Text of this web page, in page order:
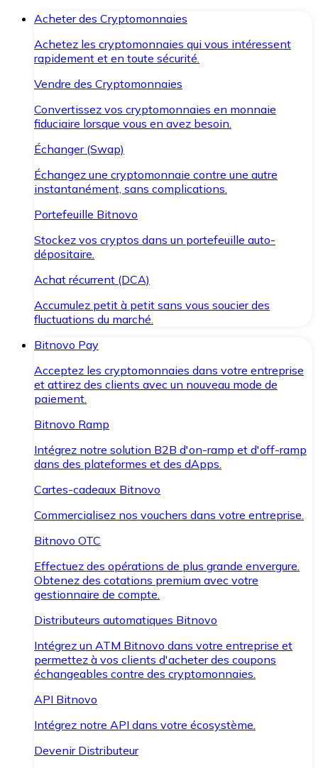
Acheter des Cryptomonnaies
Achetez les cryptomonnaies qui vous intéressent
rapidement et en toute sécurité.
Vendre des Cryptomonnaies
Convertissez vos cryptomonnaies en monnaie
fiduciaire lorsque vous en avez besoin.
Échanger (Swap)
Échangez une cryptomonnaie contre une autre
instantanément, sans complications.
Portefeuille Bitnovo
Stockez vos cryptos dans un portefeuille auto-
dépositaire.
Achat récurrent (DCA)
Accumulez petit à petit sans vous soucier des
fluctuations du marché.
Bitnovo Pay
Acceptez les cryptomonnaies dans votre entreprise
et attirez des clients avec un nouveau mode de
paiement.
Bitnovo Ramp
Intégrez notre solution B2B d'on-ramp et d'off-ramp
dans des plateformes et des dApps.
Cartes-cadeaux Bitnovo
Commercialisez nos vouchers dans votre entreprise.
Bitnovo OTC
Effectuez des opérations de plus grande envergure.
Obtenez des cotations premium avec votre
gestionnaire de compte.
Distributeurs automatiques Bitnovo
Intégrez un ATM Bitnovo dans votre entreprise et
permettez à vos clients d'acheter des coupons
échangeables contre des cryptomonnaies.
API Bitnovo
Intégrez notre API dans votre écosystème.
Devenir Distributeur